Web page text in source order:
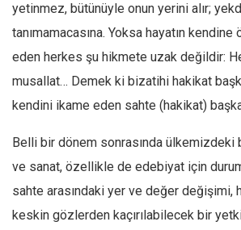
Facebook
Editörden
Kemal Özer
Mahmut Toptaş
Yvonne Ridley
yetinmez, bütünüyle onun yerini alır;
tanımamacasına. Yoksa hayatın
eden herkes şu hikmete uzak değildir:
musallat… Demek ki bizatihi hakikat
kendini ikame eden sahte (hakikat)
Belli bir dönem sonrasında
ve sanat, özellikle de edebiyat için
sahte arasındaki yer ve değer değişimi,
keskin gözlerden kaçırılabilecek bir